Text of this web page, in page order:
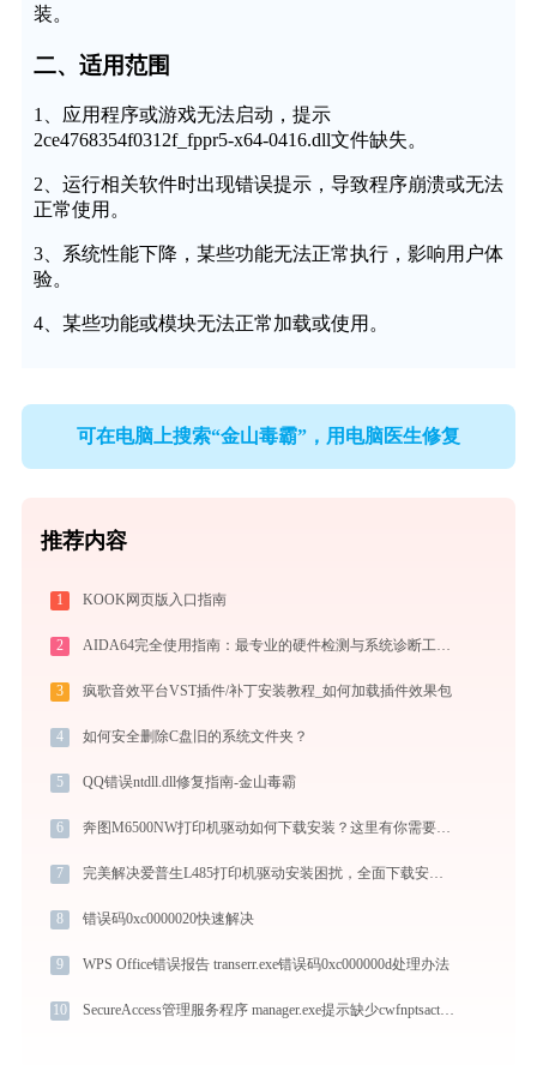
装。
二、适用范围
1、应用程序或游戏无法启动，提示
2ce4768354f0312f_fppr5-x64-0416.dll文件缺失。
2、运行相关软件时出现错误提示，导致程序崩溃或无法
正常使用。
3、系统性能下降，某些功能无法正常执行，影响用户体
验。
4、某些功能或模块无法正常加载或使用。
可在电脑上搜索“金山毒霸”，用电脑医生修复
推荐内容
1 KOOK网页版入口指南
2 AIDA64完全使用指南：最专业的硬件检测与系统诊断工具从入门到精通（2026最新）
3 疯歌音效平台VST插件/补丁安装教程_如何加载插件效果包
4 如何安全删除C盘旧的系统文件夹？
5 QQ错误ntdll.dll修复指南-金山毒霸
6 奔图M6500NW打印机驱动如何下载安装？这里有你需要的所有信息
7 完美解决爱普生L485打印机驱动安装困扰，全面下载安装教程
8 错误码0xc0000020快速解决
9 WPS Office错误报告 transerr.exe错误码0xc000000d处理办法
10 SecureAccess管理服务程序 manager.exe提示缺少cwfnptsactserver.dll文件的解决办法